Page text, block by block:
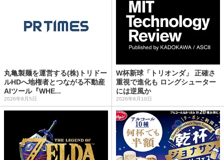
丸亀製麺を運営する(株)トリドー
ルHDへ地権者とつながる不動産
AIツール『WHE...
2026年8月5日
W杯新球「トリオンダ」 正確さ
重視で進化も ロングシューター
には逆風か
2026年6月10日